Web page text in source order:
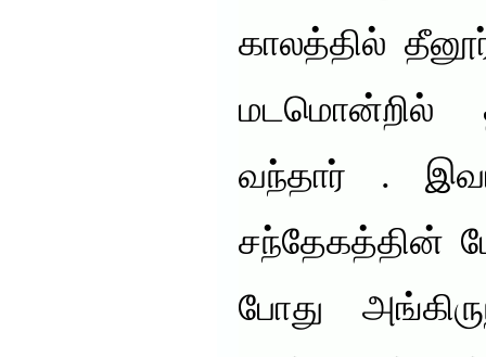
காலத்தில்
மடமொன்றில்
வந்தார் .
சந்தேகத்தின்
போது